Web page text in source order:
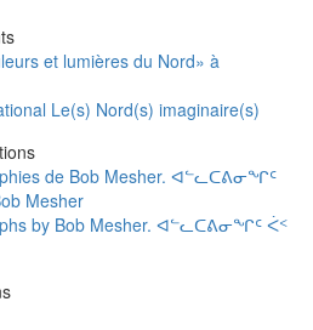
et lumières du Nord» à
Le(s) Nord(s) imaginaire(s)
de Bob Mesher. ᐊᓪᓚᑕᕕᓂᖏᑦ
Mesher
by Bob Mesher. ᐊᓪᓚᑕᕕᓂᖏᑦ ᐹᑉ